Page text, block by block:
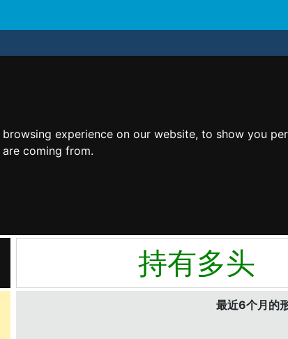
experience on our website, to show you
coming from.
持有多头
最近6个月的